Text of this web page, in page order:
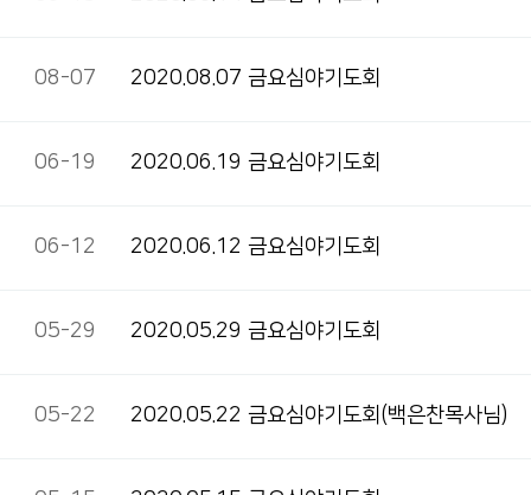
08-07 2020.08.07 금요심야기도회
06-19 2020.06.19 금요심야기도회
06-12 2020.06.12 금요심야기도회
05-29 2020.05.29 금요심야기도회
05-22 2020.05.22 금요심야기도회(백은찬목사님)